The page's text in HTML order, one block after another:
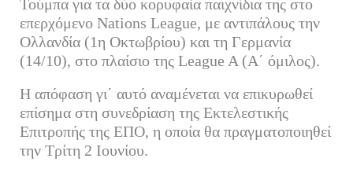
ok r
In α
στ
εί
τε
Τούμπα για τα δύο κορυφαία παιχνίδια της στο
επερχόμενο Nations League, με αντιπάλους την
Ολλανδία (1η Οκτωβρίου) και τη Γερμανία
(14/10), στο πλαίσιο της League A (Α΄ όμιλος).
Η απόφαση γι΄ αυτό αναμένεται να επικυρωθεί
επίσημα στη συνεδρίαση της Εκτελεστικής
Επιτροπής της ΕΠΟ, η οποία θα πραγματοποιηθεί
την Τρίτη 2 Ιουνίου.